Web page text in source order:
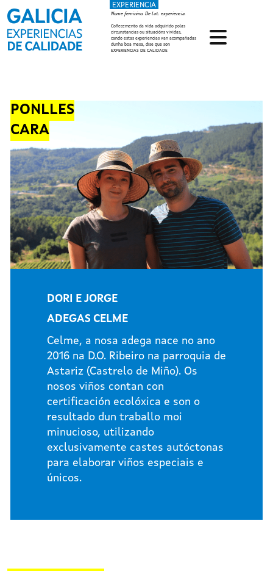
Ir o contido principal
EXPERIENCIA
Nome feminino. De lat. experiencia.
Coñecemento da vida adquirido polas
circunstancias ou situacións vividas,
cando estas experiencias van acompañadas
dunha boa mesa, dise que son
EXPERIENCIAS DE CALIDADE
PONLLES
CARA
DORI E JORGE
ADEGAS CELME
Celme, a nosa adega nace no ano
2016 na D.O. Ribeiro na parroquia de
Astariz (Castrelo de Miño). Os
nosos viños contan con
certificación ecolóxica e son o
resultado dun traballo moi
minucioso, utilizando
exclusivamente castes autóctonas
para elaborar viños especiais e
únicos.